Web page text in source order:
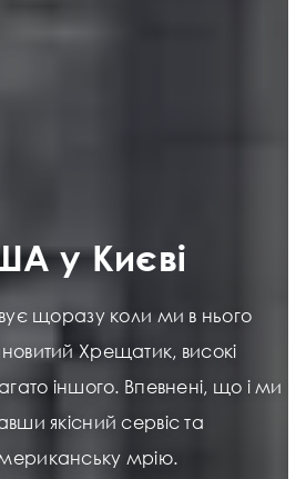
у Києві
щоразу коли ми в нього
Хрещатик, високі
іншого. Впевнені, що і ми
якісний сервіс та
мрію.